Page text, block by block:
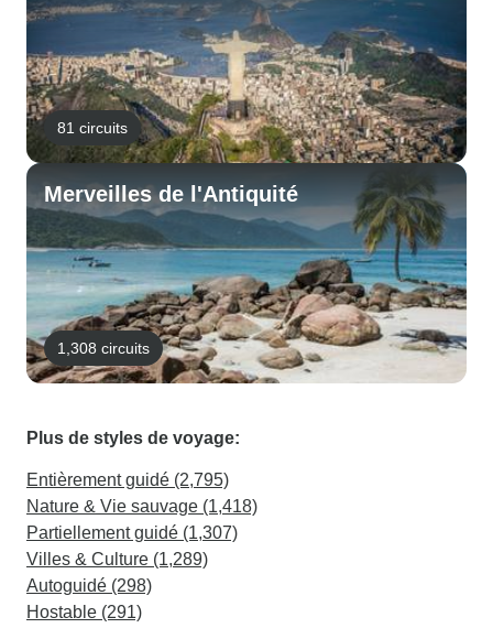
81 circuits
Merveilles de l'Antiquité
1,308 circuits
Plus de styles de voyage:
Entièrement guidé (2,795)
Nature & Vie sauvage (1,418)
Partiellement guidé (1,307)
Villes & Culture (1,289)
Autoguidé (298)
Hostable (291)